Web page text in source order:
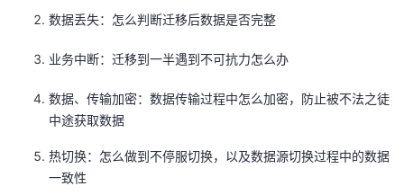
数据丢失：怎么判断迁移后数据是否完整
业务中断：迁移到一半遇到不可抗力怎么办
数据、传输加密：数据传输过程中怎么加密，防止被不法之徒
中途获取数据
热切换：怎么做到不停服切换，以及数据源切换过程中的数据
一致性